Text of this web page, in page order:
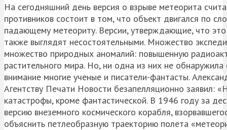
На сегодняшний день версия о взрыве метеорита
противников состоит в том, что объект двигался по
падающему метеориту. Версии, утверждающие, что
также выглядят несостоятельными. Множество
множество природных аномалий: повышенную
растительного мира. Но, ни одна из них не
внимание многие ученые и писатели-фантасты.
Агентству Печати Новости безапелляционно заявил:
катастрофы, кроме фантастической. В 1946 году за
версию внеземного космического корабля,
объяснить петлеобразную траекторию полета